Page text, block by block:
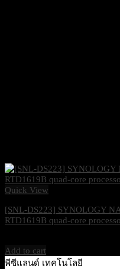
Quick View
[SNL-DS223] SYNOLOGY
RTD1619B quad-core
Add to cart
พีซีแลนด์ เทคโนโลยี